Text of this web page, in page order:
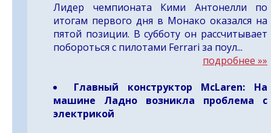
Лидер чемпионата Кими Антонелли по
итогам первого дня в Монако оказался на
пятой позиции. В субботу он рассчитывает
побороться с пилотами Ferrari за поул...
подробнее »»
Главный конструктор McLaren: На
машине Ладно возникла проблема с
электрикой